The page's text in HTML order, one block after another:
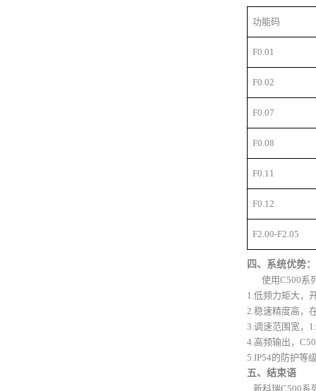
功能码
F0.01
F0.02
F0.07
F0.08
F0.11
F0.12
F2.00-F2.05
四、系统优势：
使用C500系
1.低频力矩大，
2.稳速精度高，
3.调速范围宽，
4.高频输出，
5.IP54的防护等
五、结束语
新科瑞C500系